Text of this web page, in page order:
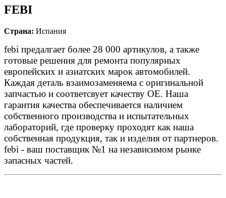
FEBI
Страна: Испания
febi предалгает более 28 000 артикулов, а также
готовые решения для ремонта популярных
европейских и азиатских марок автомобилей.
Каждая деталь взаимозаменяема с оригинальной
запчастью и соответсвует качеству ОЕ. Наша
гарантия качества обеспечивается наличием
собственного производства и испытательных
лабораторий, где проверку проходят как наша
собственная продукция, так и изделия от партнеров.
febi - ваш поставщик №1 на независимом рынке
запасных частей.